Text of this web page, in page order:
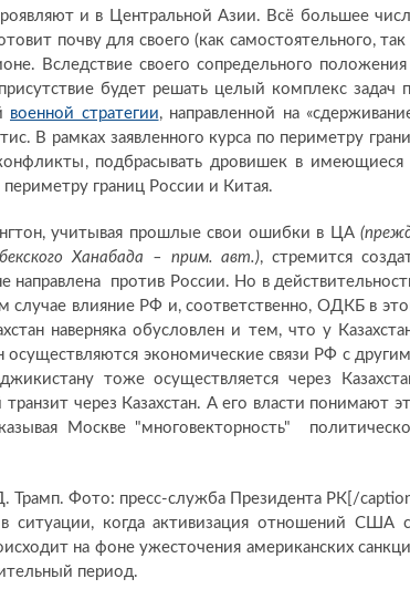
и в Центральной Азии. Всё большее
почву для своего (как самостоятельного, так
Вследствие своего сопредельного положения
будет решать целый комплекс задач
военной стратегии, направленной на
В рамках заявленного курса по периметру
подбрасывать дровишек в имеющиеся
границ России и Китая.
учитывая прошлые свои ошибки в ЦА
Ханабада – прим. авт.), стремится
направлена против России. Но в
случае влияние РФ и, соответственно, ОДКБ в
наверняка обусловлен и тем, что у
осуществляются экономические связи РФ с
тоже осуществляется через
через Казахстан. А его власти понимают
Москве "многовекторность"
Трамп. Фото: пресс-служба Президента РК[/
ситуации, когда активизация отношений США
на фоне ужесточения американских
период.